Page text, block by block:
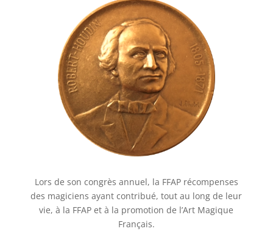
Lors de son congrès annuel, la FFAP récompenses
des magiciens ayant contribué, tout au long de leur
vie, à la FFAP et à la promotion de l’Art Magique
Français.